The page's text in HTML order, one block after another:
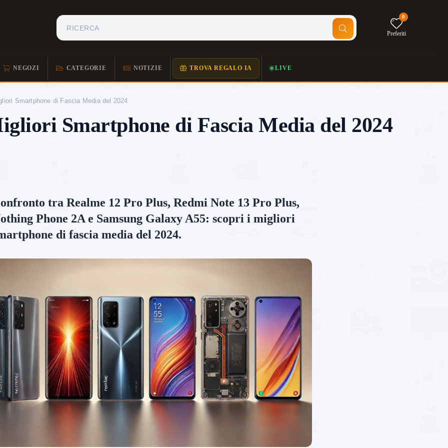
0
Preferiti
NEGOZI CATEGORIE NOTIZIE TROVA REGALO IA LIVE
Smartphone di Fascia Media del 2024
Smartphone di Fascia Media del 2024
tra Realme 12 Pro Plus, Redmi Note 13 Pro Plus,
Phone 2A e Samsung Galaxy A55: scopri i migliori
di fascia media del 2024.